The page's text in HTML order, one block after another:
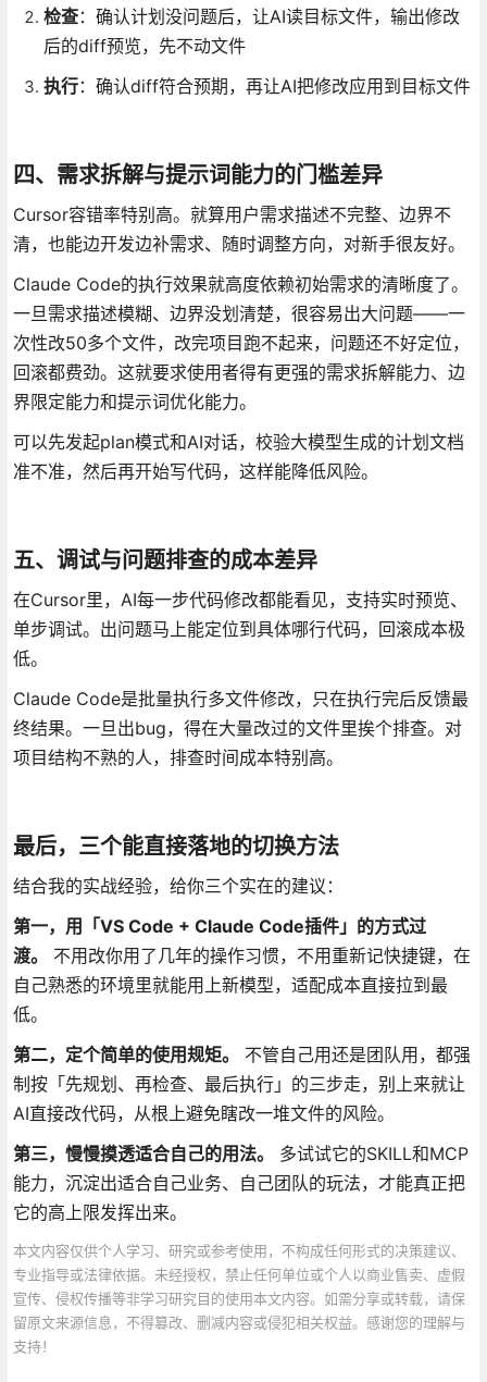
检查：确认计划没问题后，让AI读目标文件，输出修改
后的diff预览，先不动文件
执行：确认diff符合预期，再让AI把修改应用到目标文件
四、需求拆解与提示词能力的门槛差异
Cursor容错率特别高。就算用户需求描述不完整、边界不
清，也能边开发边补需求、随时调整方向，对新手很友好。
Claude Code的执行效果就高度依赖初始需求的清晰度了。
一旦需求描述模糊、边界没划清楚，很容易出大问题——一
次性改50多个文件，改完项目跑不起来，问题还不好定位，
回滚都费劲。这就要求使用者得有更强的需求拆解能力、边
界限定能力和提示词优化能力。
可以先发起plan模式和AI对话，校验大模型生成的计划文档
准不准，然后再开始写代码，这样能降低风险。
五、调试与问题排查的成本差异
在Cursor里，AI每一步代码修改都能看见，支持实时预览、
单步调试。出问题马上能定位到具体哪行代码，回滚成本极
低。
Claude Code是批量执行多文件修改，只在执行完后反馈最
终结果。一旦出bug，得在大量改过的文件里挨个排查。对
项目结构不熟的人，排查时间成本特别高。
最后，三个能直接落地的切换方法
结合我的实战经验，给你三个实在的建议：
第一，用「VS Code + Claude Code插件」的方式过
渡。
不用改你用了几年的操作习惯，不用重新记快捷键，在
自己熟悉的环境里就能用上新模型，适配成本直接拉到最
低。
第二，定个简单的使用规矩。
不管自己用还是团队用，都强
制按「先规划、再检查、最后执行」的三步走，别上来就让
AI直接改代码，从根上避免瞎改一堆文件的风险。
第三，慢慢摸透适合自己的用法。
多试试它的SKILL和MCP
能力，沉淀出适合自己业务、自己团队的玩法，才能真正把
它的高上限发挥出来。
本文内容仅供个人学习、研究或参考使用，不构成任何形式的决策建议、
专业指导或法律依据。未经授权，禁止任何单位或个人以商业售卖、虚假
宣传、侵权传播等非学习研究目的使用本文内容。如需分享或转载，请保
留原文来源信息，不得篡改、删减内容或侵犯相关权益。感谢您的理解与
支持！